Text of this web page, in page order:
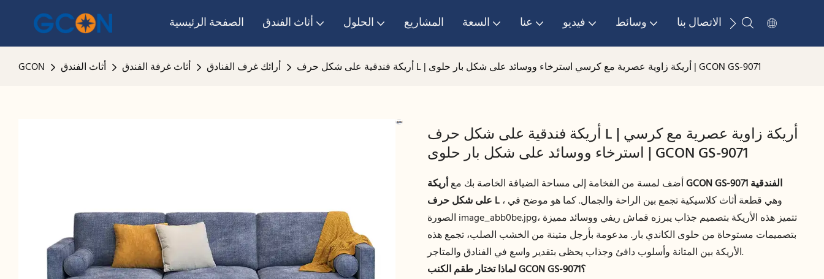
الصفحة الرئيسية أثاث الفندق الحلول المشاريع السعة عنا فيديو وسائط الاتصال بنا
GCON أثاث الفندق أثاث غرفة الفندق أرائك غرف الفنادق أريكة فندقية على شكل حرف L | أريكة زاوية عصرية مع كرسي استرخاء ووسائد على شكل بار حلوى | GCON GS-9071
أريكة فندقية على شكل حرف L | أريكة زاوية عصرية مع كرسي
استرخاء ووسائد على شكل بار حلوى | GCON GS-9071
أضف لمسة من الفخامة إلى مساحة الضيافة الخاصة بك معأريكة GCON GS-9071 الفندقية
على شكل حرف L، وهي قطعة أثاث كلاسيكية تجمع بين الراحة والجمال. كما هو موضح في
الصورة image_abb0be.jpg، تتميز هذه الأريكة بتصميم جذاب يبرزه قماش ريفي ووسائد مميزة
بتصميمات مستوحاة من حلوى الكاندي بار. مدعومة بأرجل متينة من الخشب الصلب، تجمع هذه
الأريكة بين المتانة وأسلوب دافئ وجذاب يحظى بتقدير واسع في الفنادق والمتاجر.
لماذا تختار طقم الكنب GCON GS-9071؟